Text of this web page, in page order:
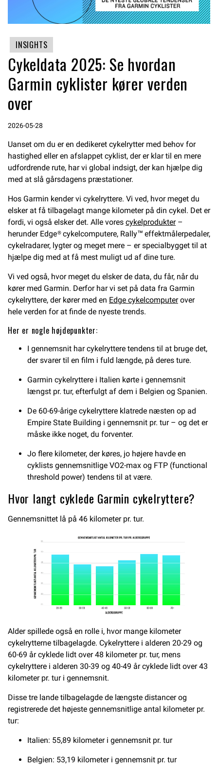
INSIGHTS
Cykeldata 2025: Se hvordan
Garmin cyklister kører verden
over
2026-05-28
Uanset om du er en dedikeret cykelrytter med behov for
hastighed eller en afslappet cyklist, der er klar til en mere
udfordrende rute, har vi global indsigt, der kan hjælpe dig
med at slå gårsdagens præstationer.
Hos Garmin kender vi cykelryttere. Vi ved, hvor meget du
elsker at få tilbagelagt mange kilometer på din cykel. Det er
fordi, vi også elsker det. Alle vores cykelprodukter–
herunder Edge® cykelcomputere, Rally™ effektmålerpedaler,
cykelradarer, lygter og meget mere – er specialbygget til at
hjælpe dig med at få mest muligt ud af dine ture.
Vi ved også, hvor meget du elsker de data, du får, når du
kører med Garmin. Derfor har vi set på data fra Garmin
cykelryttere, der kører med en Edge cykelcomputerover
hele verden for at finde de nyeste trends.
Her er nogle højdepunkter:
I gennemsnit har cykelryttere tendens til at bruge det,
der svarer til en film i fuld længde, på deres ture.
Garmin cykelryttere i Italien kørte i gennemsnit
længst pr. tur, efterfulgt af dem i Belgien og Spanien.
De 60-69-årige cykelryttere klatrede næsten op ad
Empire State Building i gennemsnit pr. tur – og det er
måske ikke noget, du forventer.
Jo flere kilometer, der køres, jo højere havde en
cyklists gennemsnitlige VO2-max og FTP (functional
threshold power) tendens til at være.
Hvor langt cyklede Garmin cykelryttere?
Gennemsnittet lå på 46 kilometer pr. tur.
Alder spillede også en rolle i, hvor mange kilometer
cykelrytterne tilbagelagde. Cykelryttere i alderen 20-29 og
60-69 år cyklede lidt over 48 kilometer pr. tur, mens
cykelryttere i alderen 30-39 og 40-49 år cyklede lidt over 43
kilometer pr. tur i gennemsnit.
Disse tre lande tilbagelagde de længste distancer og
registrerede det højeste gennemsnitlige antal kilometer pr.
tur:
Italien: 55,89 kilometer i gennemsnit pr. tur
Belgien: 53,19 kilometer i gennemsnit pr. tur